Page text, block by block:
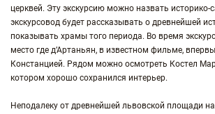
церквей. Эту экскурсию можно назвать историко-
экскурсовод будет рассказывать о древнейшей
показывать храмы того периода. Во время
место где д’Артаньян, в известном фильме,
Констанцией. Рядом можно осмотреть Костел
котором хорошо сохранился интерьер.
Неподалеку от древнейшей львовской площади